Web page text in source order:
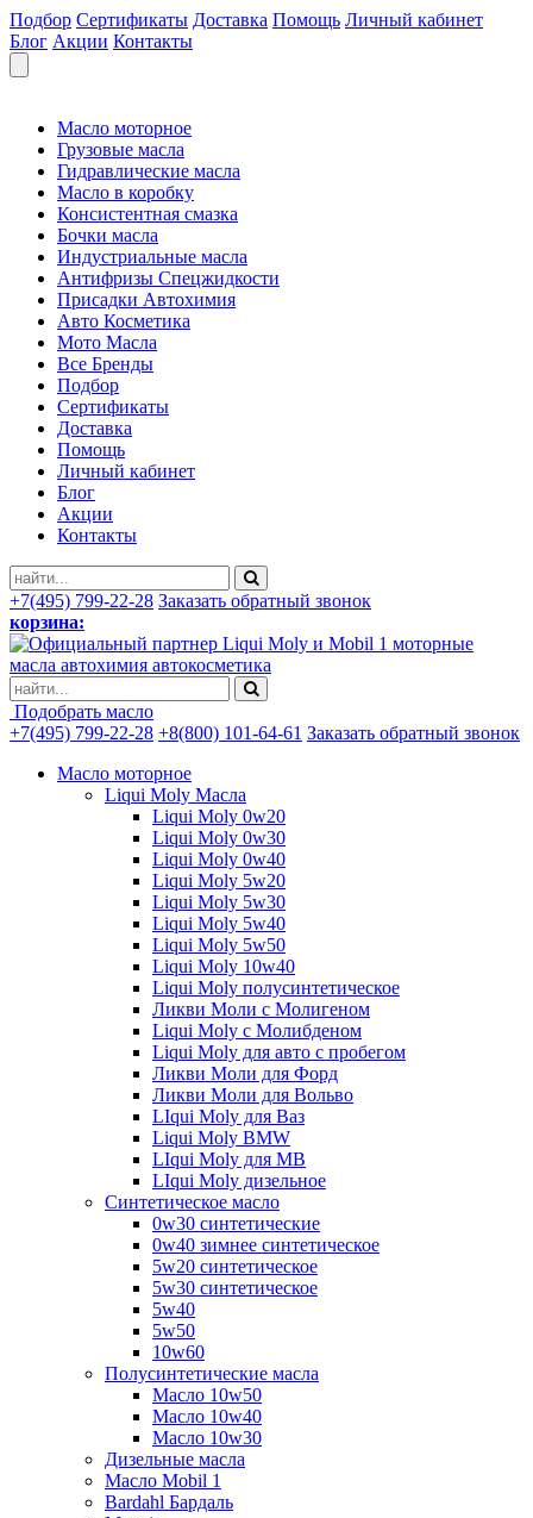
Подбор Сертификаты Доставка Помощь Личный кабинет
Блог Акции Контакты
Масло моторное
Грузовые масла
Гидравлические масла
Масло в коробку
Консистентная смазка
Бочки масла
Индустриальные масла
Антифризы Спецжидкости
Присадки Автохимия
Авто Косметика
Мото Масла
Все Бренды
Подбор
Сертификаты
Доставка
Помощь
Личный кабинет
Блог
Акции
Контакты
+7(495) 799-22-28 Заказать обратный звонок
корзина:
моторные
масла автохимия автокосметика
Подобрать масло
+7(495) 799-22-28 +8(800) 101-64-61 Заказать обратный звонок
Масло моторное
Liqui Moly Масла
Liqui Moly 0w20
Liqui Moly 0w30
Liqui Moly 0w40
Liqui Moly 5w20
Liqui Moly 5w30
Liqui Moly 5w40
Liqui Moly 5w50
Liqui Moly 10w40
Liqui Moly полусинтетическое
Ликви Моли с Молигеном
Liqui Moly с Молибденом
Liqui Moly для авто с пробегом
Ликви Моли для Форд
Ликви Моли для Вольво
LIqui Moly для Ваз
Liqui Moly BMW
LIqui Moly для MB
LIqui Moly дизельное
Синтетическое масло
0w30 синтетические
0w40 зимнее синтетическое
5w20 синтетическое
5w30 синтетическое
5w40
5w50
10w60
Полусинтетические масла
Масло 10w50
Масло 10w40
Масло 10w30
Дизельные масла
Масло Mobil 1
Bardahl Бардаль